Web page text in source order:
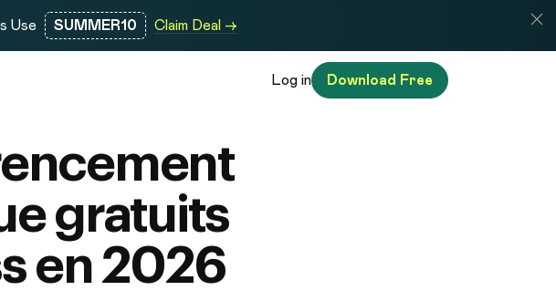
Use SUMMER10 Claim Deal →
Log in Download Free
gratuits
en 2026